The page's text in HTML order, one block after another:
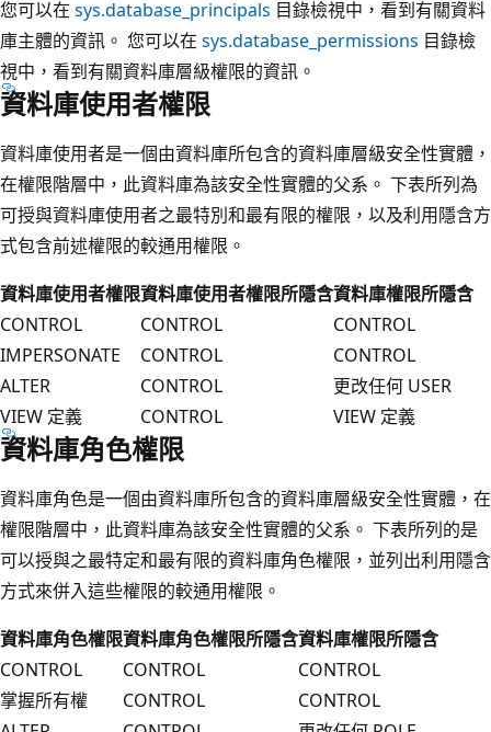
您可以在 sys.database_principals 目錄檢視中，看到有關資料
庫主體的資訊。 您可以在 sys.database_permissions 目錄檢
視中，看到有關資料庫層級權限的資訊。
資料庫使用者權限
資料庫使用者是一個由資料庫所包含的資料庫層級安全性實體，
在權限階層中，此資料庫為該安全性實體的父系。 下表所列為
可授與資料庫使用者之最特別和最有限的權限，以及利用隱含方
式包含前述權限的較通用權限。
資料庫使用者權限資料庫使用者權限所隱含資料庫權限所隱含
CONTROL
CONTROL
CONTROL
IMPERSONATE
CONTROL
CONTROL
ALTER
CONTROL
更改任何 USER
VIEW 定義
CONTROL VIEW 定義
資料庫角色權限
資料庫角色是一個由資料庫所包含的資料庫層級安全性實體，在
權限階層中，此資料庫為該安全性實體的父系。 下表所列的是
可以授與之最特定和最有限的資料庫角色權限，並列出利用隱含
方式來併入這些權限的較通用權限。
資料庫角色權限資料庫角色權限所隱含資料庫權限所隱含
CONTROL
CONTROL
CONTROL
掌握所有權
CONTROL
CONTROL